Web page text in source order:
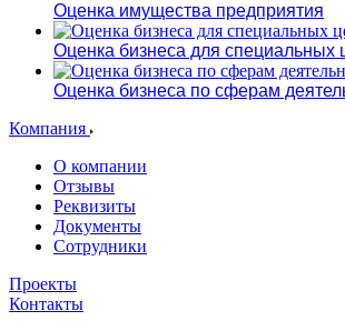
Оценка имущества предприятия
Оценка бизнеса для специальных
Оценка бизнеса по сферам
Компания
О компании
Отзывы
Реквизиты
Документы
Сотрудники
Проекты
Контакты